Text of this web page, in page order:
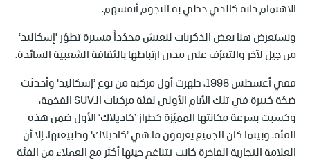
الاهتمام ذاته كالذي حظي به النجوم أنفسهم.
ونستعرض هنا بعض الذكريات لنعيش مجدّداً مسيرة تطوّر ’إسكاليد‘
من جيل لآخر والتعرّف على مدى ارتباطها بالثقافة الشعبية السائدة.
ففي أغسطس 1998، ظهرت أول مركبة من نوع ’إسكاليد‘ وأحدثت
ضجّة كبيرة في تلك الأيام الأولى لفئة مركبات الـSUV الفخمة،
وكسبت بسرعة مكانتها المميّزة كطراز ’كاديلاك‘ الأول ضمن هذه
الفئة. وبينما كان الجميع يعرفون ما هي ’كاديلاك‘ وطبيعتها، إلا أن
العلامة التجارية الفاخرة كانت تتناغم حينها أكثر مع العملاء من الفئة